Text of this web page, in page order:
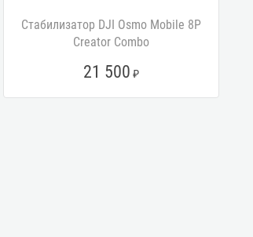
Стабилизатор DJI Osmo Mobile 8P
Creator Combo
21 500